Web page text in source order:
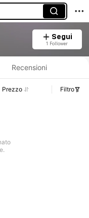
Segui
1 Follower
Recensioni
Prezzo Filtro